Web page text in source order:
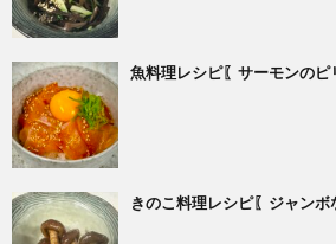
魚料理レシピ〖サーモンのピ
きのこ料理レシピ〖ジャンボ